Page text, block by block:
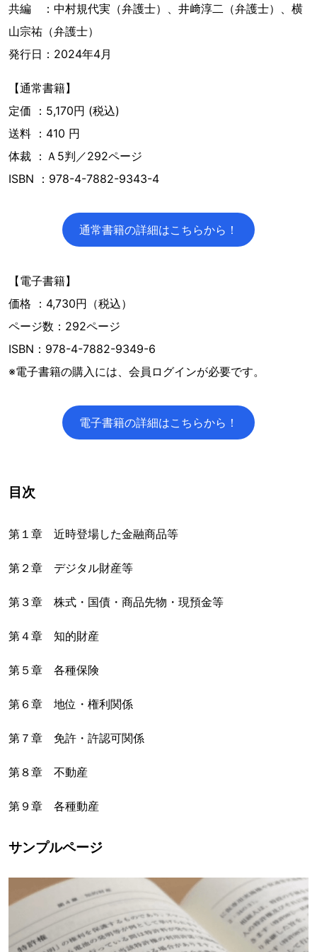
共編 ：中村規代実（弁護士）、井﨑淳二（弁護士）、横
山宗祐（弁護士）
発行日：2024年4月
【通常書籍】
定価 ：5,170円 (税込)
送料 ：410 円
体裁 ：Ａ5判／292ページ
ISBN ：978-4-7882-9343-4
通常書籍の詳細はこちらから！
【電子書籍】
価格 ：4,730円（税込）
ページ数：292ページ
ISBN：978-4-7882-9349-6
※電子書籍の購入には、会員ログインが必要です。
電子書籍の詳細はこちらから！
目次
第１章 近時登場した金融商品等
第２章 デジタル財産等
第３章 株式・国債・商品先物・現預金等
第４章 知的財産
第５章 各種保険
第６章 地位・権利関係
第７章 免許・許認可関係
第８章 不動産
第９章 各種動産
サンプルページ